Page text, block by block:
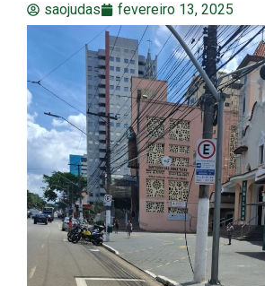
saojudas fevereiro 13, 2025